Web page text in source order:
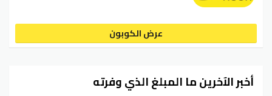
عرض الكوبون
أخبر الآخرين ما المبلغ الذي وفرته